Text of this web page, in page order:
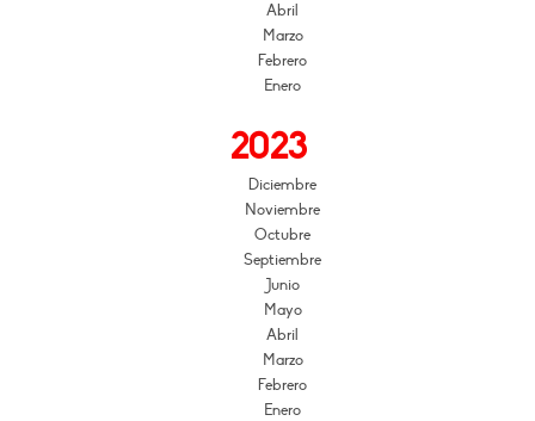
Abril
Marzo
Febrero
Enero
2023
Diciembre
Noviembre
Octubre
Septiembre
Junio
Mayo
Abril
Marzo
Febrero
Enero